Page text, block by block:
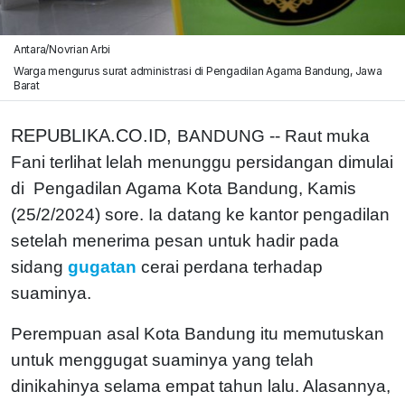
Antara/Novrian Arbi
Warga mengurus surat administrasi di Pengadilan Agama Bandung, Jawa
Barat
REPUBLIKA.CO.ID, BANDUNG -- Raut muka
Fani terlihat lelah menunggu persidangan dimulai
di Pengadilan Agama Kota Bandung, Kamis
(25/2/2024) sore. Ia datang ke kantor pengadilan
setelah menerima pesan untuk hadir pada
sidang gugatan cerai perdana terhadap
suaminya.
Perempuan asal Kota Bandung itu memutuskan
untuk menggugat suaminya yang telah
dinikahinya selama empat tahun lalu. Alasannya,